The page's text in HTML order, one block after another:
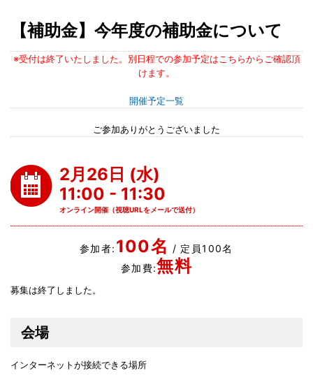
【補助金】今年度の補助金について
※受付は終了いたしました。別日程での参加予定はこちらからご確認頂
けます。
開催予定一覧
ご参加ありがとうございました
2月26日 (水)
11:00 - 11:30
オンライン開催（視聴URLをメールで送付）
参加者: 100名
/ 定員100名
参加費:無料
募集は終了しました。
会場
インターネットが接続できる場所